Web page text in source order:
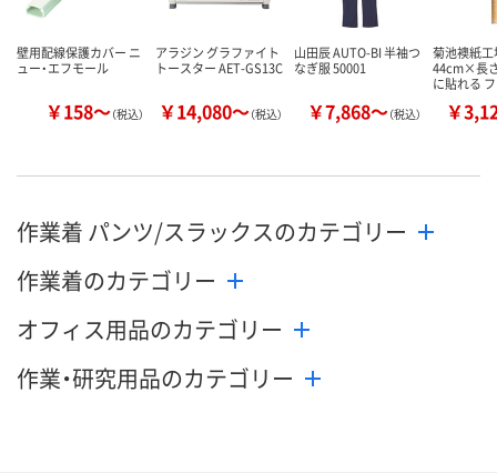
壁用配線保護カバー ニ
ュー・エフモール
￥158～（税込）
アラジン グラファイト
トースター AET-GS13C
￥14,080～（税込）
山田辰 AUTO-BI 半袖つ
なぎ服 50001
￥7,868～（税込）
菊池襖紙工
44cm×長
に貼れる
￥
作業着 パンツ/スラックスのカテゴリー
作業着のカテゴリー
オフィス用品のカテゴリー
作業・研究用品のカテゴリー